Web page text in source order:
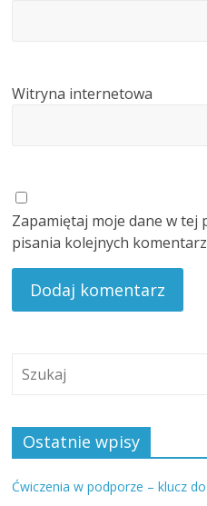
Witryna internetowa
Zapamiętaj moje dane w tej
pisania kolejnych
Ostatnie wpisy
Ćwiczenia w podporze – klucz do